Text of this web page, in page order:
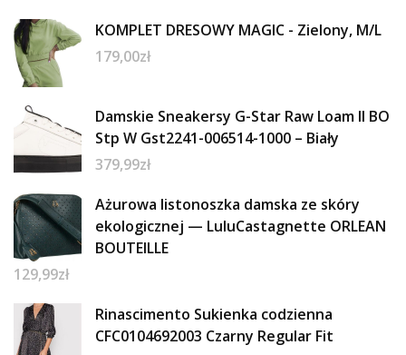
KOMPLET DRESOWY MAGIC - Zielony, M/L
179,00zł
Damskie Sneakersy G-Star Raw Loam II BO
Stp W Gst2241-006514-1000 – Biały
379,99zł
Ażurowa listonoszka damska ze skóry
ekologicznej — LuluCastagnette ORLEAN
BOUTEILLE
129,99zł
Rinascimento Sukienka codzienna
CFC0104692003 Czarny Regular Fit